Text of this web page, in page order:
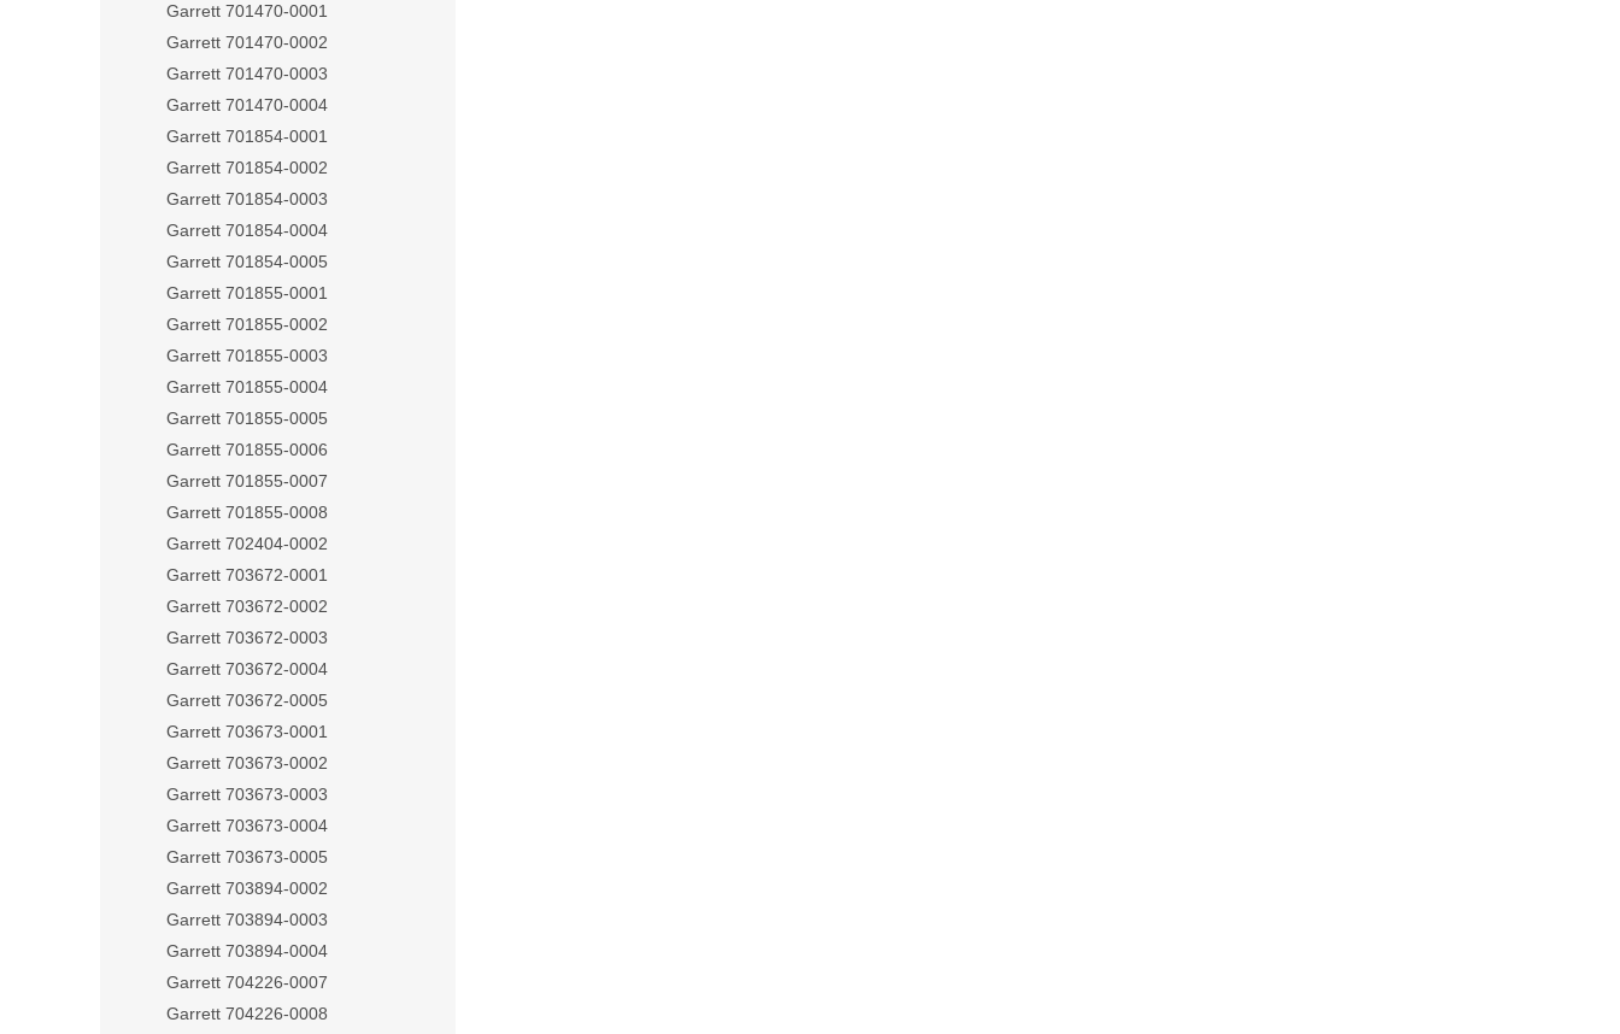
Garrett 701470-0001
Garrett 701470-0002
Garrett 701470-0003
Garrett 701470-0004
Garrett 701854-0001
Garrett 701854-0002
Garrett 701854-0003
Garrett 701854-0004
Garrett 701854-0005
Garrett 701855-0001
Garrett 701855-0002
Garrett 701855-0003
Garrett 701855-0004
Garrett 701855-0005
Garrett 701855-0006
Garrett 701855-0007
Garrett 701855-0008
Garrett 702404-0002
Garrett 703672-0001
Garrett 703672-0002
Garrett 703672-0003
Garrett 703672-0004
Garrett 703672-0005
Garrett 703673-0001
Garrett 703673-0002
Garrett 703673-0003
Garrett 703673-0004
Garrett 703673-0005
Garrett 703894-0002
Garrett 703894-0003
Garrett 703894-0004
Garrett 704226-0007
Garrett 704226-0008